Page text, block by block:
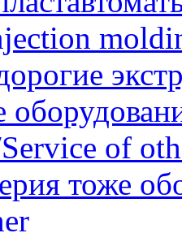
of
тоже